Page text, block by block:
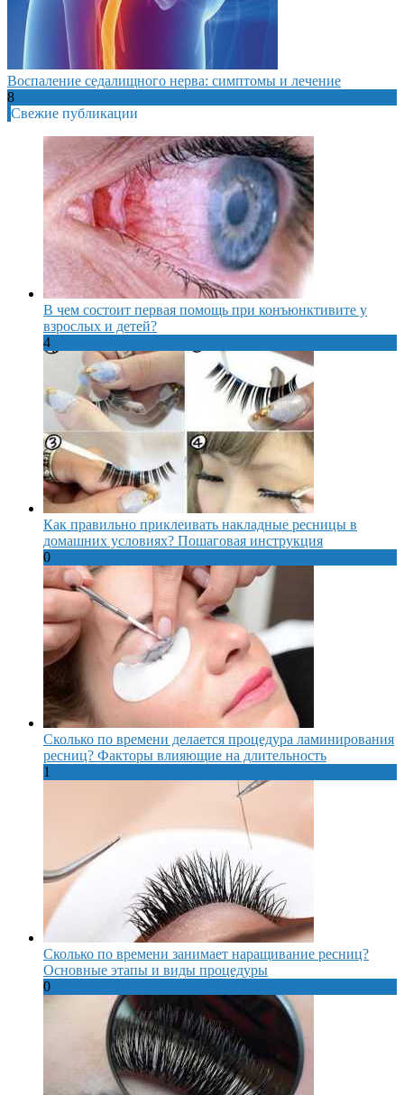
Воспаление седалищного нерва: симптомы и лечение
8
Свежие публикации
В чем состоит первая помощь при конъюнктивите у
взрослых и детей?
4
Как правильно приклеивать накладные ресницы в
домашних условиях? Пошаговая инструкция
0
Сколько по времени делается процедура ламинирования
ресниц? Факторы влияющие на длительность
1
Сколько по времени занимает наращивание ресниц?
Основные этапы и виды процедуры
0